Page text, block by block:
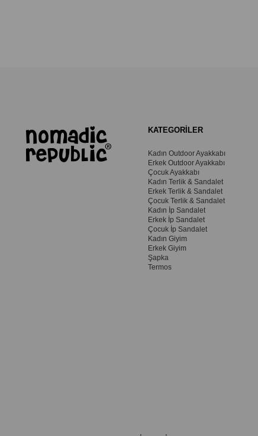
KATEGORİLER
Kadın Outdoor Ayakkabı
Erkek Outdoor Ayakkabı
Çocuk Ayakkabı
Kadın Terlik & Sandalet
Erkek Terlik & Sandalet
Çocuk Terlik & Sandalet
Kadın İp Sandalet
Erkek İp Sandalet
Çocuk İp Sandalet
Kadın Giyim
Erkek Giyim
Şapka
Termos